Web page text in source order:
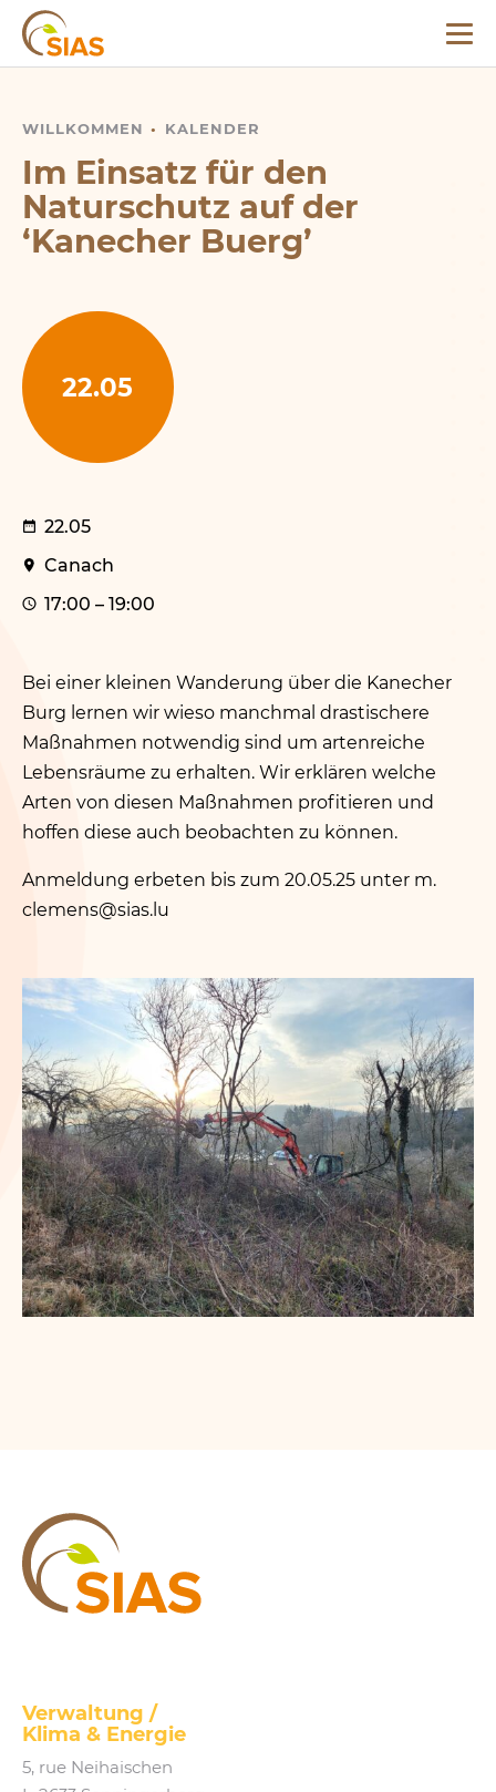
Menü
WILLKOMMEN KALENDER
IM EINSATZ FÜR DEN NATURSCHUTZ AUF DER
Im Einsatz für den
Naturschutz auf der
‘Kanecher Buerg’
22.05
22.05
Canach
17:00 – 19:00
Bei einer kleinen Wanderung über die Kanecher
Burg lernen wir wieso manchmal drastischere
Maßnahmen notwendig sind um artenreiche
Lebensräume zu erhalten. Wir erklären welche
Arten von diesen Maßnahmen profitieren und
hoffen diese auch beobachten zu können.
Anmeldung erbeten bis zum 20.05.25 unter m.​
clemens@​sias.​lu
Verwaltung /
Klima & Energie
5, rue Neihaischen